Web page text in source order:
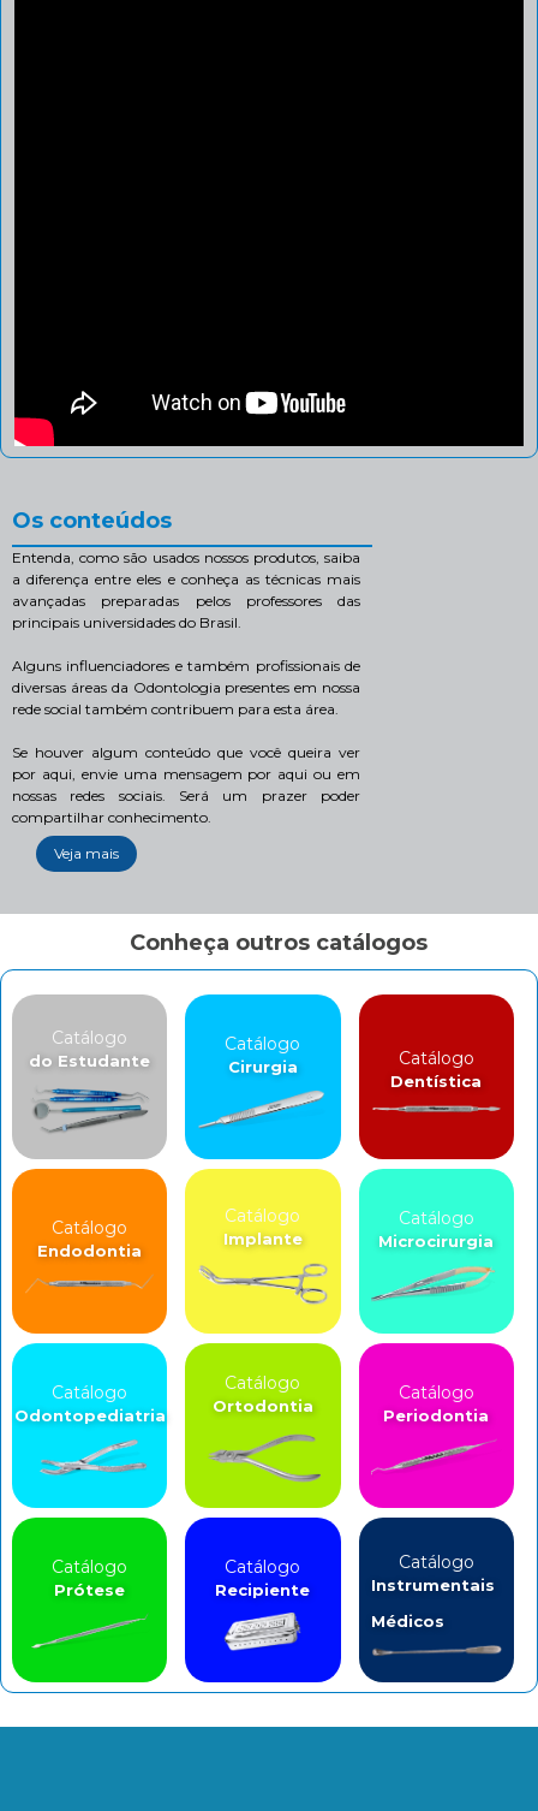
Os conteúdos
Entenda, como são usados nossos produtos, saiba
a diferença entre eles e conheça as técnicas mais
avançadas preparadas pelos professores das
principais universidades do Brasil.
Alguns influenciadores e também profissionais de
diversas áreas da Odontologia presentes em nossa
rede social também contribuem para esta área.
Se houver algum conteúdo que você queira ver
por aqui, envie uma mensagem por aqui ou em
nossas redes sociais. Será um prazer poder
compartilhar conhecimento.
Veja mais
Conheça outros catálogos
Catálogo
do Estudante
Catálogo
Cirurgia Catálogo
Dentística
Catálogo
Endodontia
Catálogo
Implante
Catálogo
Microcirurgia
Catálogo
Odontopediatria
Catálogo
Ortodontia
Catálogo
Periodontia
Catálogo
Prótese
Catálogo
Recipiente
Catálogo
Instrumentais
Médicos